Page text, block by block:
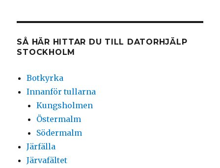
SÅ HÄR HITTAR DU TILL DATORHJÄLP
STOCKHOLM
Botkyrka
Innanför tullarna
Kungsholmen
Östermalm
Södermalm
Järfälla
Järvafältet